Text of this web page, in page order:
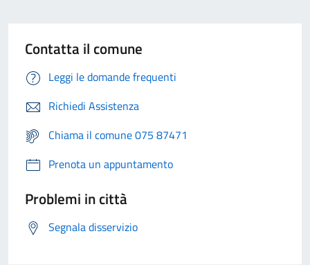
Contatta il comune
Leggi le domande frequenti
Richiedi Assistenza
Chiama il comune 075 87471
Prenota un appuntamento
Problemi in città
Segnala disservizio